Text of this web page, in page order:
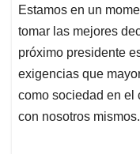
Estamos en un
tomar las mejores
próximo presidente
exigencias que
como sociedad en el
con nosotros mismos.